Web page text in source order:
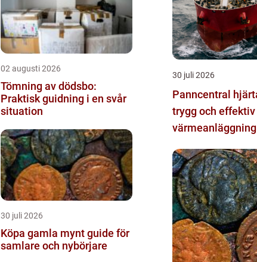
02 augusti 2026
Tömning av dödsbo:
Praktisk guidning i en svår
situation
30 juli 2026
Köpa gamla mynt guide för
samlare och nybörjare
30 juli 2026
Panncentral hjärtat i en
trygg och effektiv
värmeanläggning